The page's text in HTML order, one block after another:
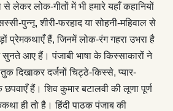
लेकर लोक-गीतों में भी हमारे यहाँ कहानियों
पुन्नू, शीरी-फरहाद या सोहनी-महिवाल से
हैं, जिनमें लोक-रंग गहरा उभरा है
सुनते आए हैं। पंजाबी भाषा के किस्साकारों ने
दिखाकर दर्जनों चिट्ठे-किस्से, प्यार-
हैं। शिव कुमार बटालवी की लूणा पूर्ण
ही तो है। हिंदी पाठक पंजाब की